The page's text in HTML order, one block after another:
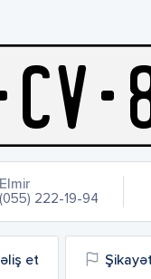
CV-
Elmir
(055) 222-19-94
et